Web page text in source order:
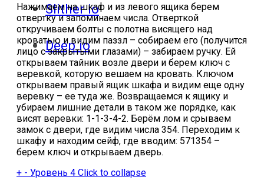
Slither io
Deep io
Нажимаем на шкаф и из левого ящика берем
отвертку и запоминаем числа. Отверткой
откручиваем болты с полотна висящего над
кроватью и видим паззл – собираем его (получится
лицо с закрытыми глазами) – забираем ручку. Ей
открываем тайник возле двери и берем ключ с
веревкой, которую вешаем на кровать. Ключом
открываем правый ящик шкафа и видим еще одну
веревку – ее туда же. Возвращаемся к ящику и
убираем лишние детали в таком же порядке, как
висят веревки: 1-1-3-4-2. Берём лом и срываем
замок с двери, где видим числа 354. Переходим к
шкафу и находим сейф, где вводим: 571354 –
берем ключ и открываем дверь.
+ - Уровень 4 Click to collapse